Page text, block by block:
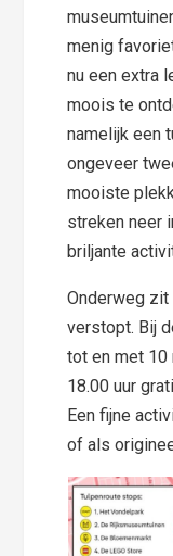
menig
nu een extra
moois te
namelijk een
ongeveer
mooiste
streken neer
briljante
Onderweg zit
verstopt. Bij
tot en met 10
18.00 uur
Een fijne
of als